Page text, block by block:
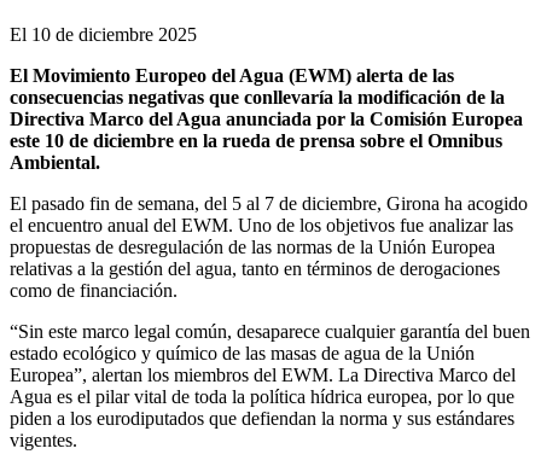
El 10 de diciembre 2025
El Movimiento Europeo del Agua (EWM) alerta de las
consecuencias negativas que conllevaría la modificación de la
Directiva Marco del Agua anunciada por la Comisión Europea
este 10 de diciembre en la rueda de prensa sobre el Omnibus
Ambiental.
El pasado fin de semana, del 5 al 7 de diciembre, Girona ha acogido
el encuentro anual del EWM. Uno de los objetivos fue analizar las
propuestas de desregulación de las normas de la Unión Europea
relativas a la gestión del agua, tanto en términos de derogaciones
como de financiación.
“Sin este marco legal común, desaparece cualquier garantía del buen
estado ecológico y químico de las masas de agua de la Unión
Europea”, alertan los miembros del EWM. La Directiva Marco del
Agua es el pilar vital de toda la política hídrica europea, por lo que
piden a los eurodiputados que defiendan la norma y sus estándares
vigentes.